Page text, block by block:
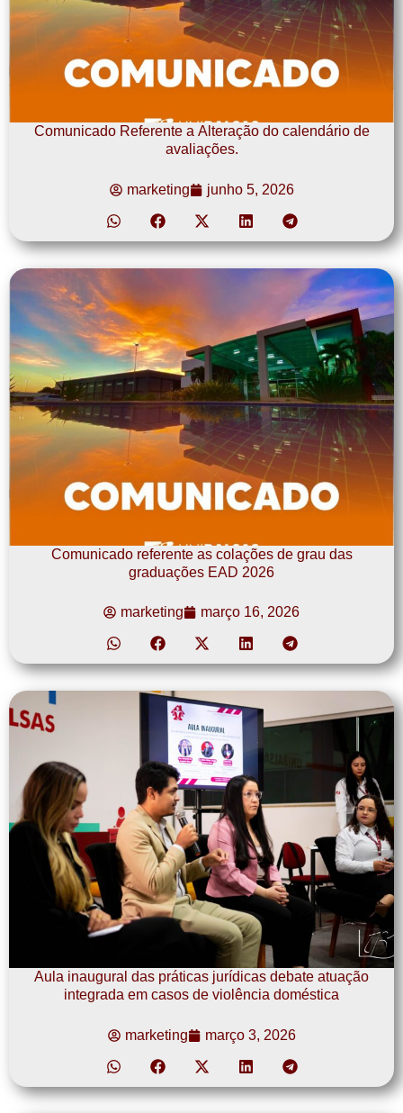
Comunicado Referente a Alteração do calendário de
avaliações.
marketing junho 5, 2026
Comunicado referente as colações de grau das
graduações EAD 2026
marketing março 16, 2026
Aula inaugural das práticas jurídicas debate atuação
integrada em casos de violência doméstica
marketing março 3, 2026